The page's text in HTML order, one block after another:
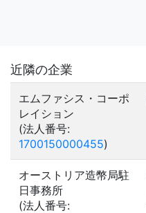
近隣の企業
エムファシス・コーポ
レイション
(法人番号:
1700150000455)
オーストリア造幣局駐
日事務所
(法人番号: